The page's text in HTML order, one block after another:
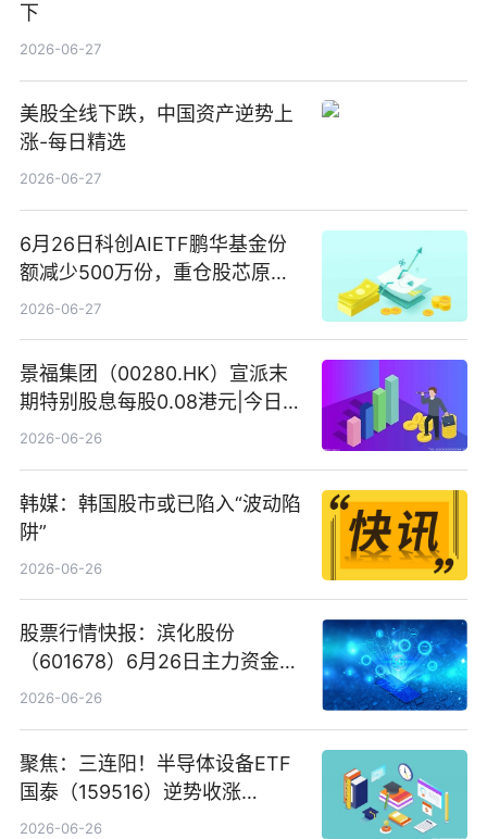
下
2026-06-27
美股全线下跌，中国资产逆势上
涨-每日精选
2026-06-27
6月26日科创AIETF鹏华基金份
额减少500万份，重仓股芯原股
份、寒武纪、澜起科技 观速讯
2026-06-27
景福集团（00280.HK）宣派末
期特别股息每股0.08港元|今日快
看
2026-06-26
韩媒：韩国股市或已陷入“波动陷
阱”
2026-06-26
股票行情快报：滨化股份
（601678）6月26日主力资金净
卖出5964.34万元
2026-06-26
聚焦：三连阳！半导体设备ETF
国泰（159516）逆势收涨
3.5%，近10日累计净流入超65
2026-06-26